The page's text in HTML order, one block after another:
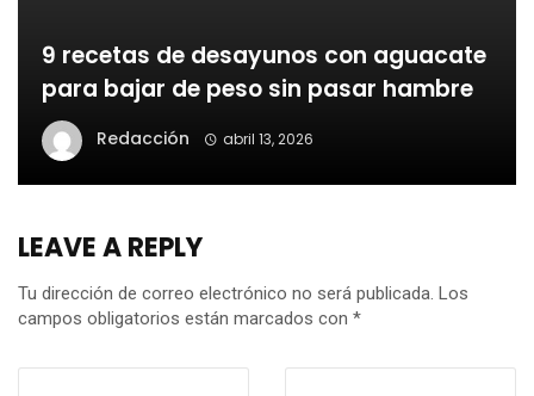
9 recetas de desayunos con aguacate
para bajar de peso sin pasar hambre
Redacción abril 13, 2026
LEAVE A REPLY
Tu dirección de correo electrónico no será publicada. Los
campos obligatorios están marcados con *